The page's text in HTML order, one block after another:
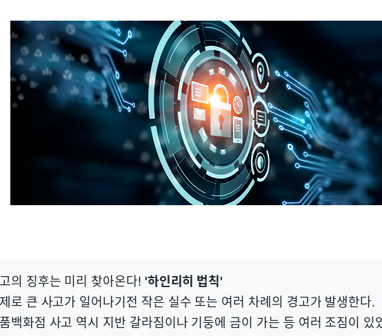
의 징후는 미리 찾아온다! '하인리히 법칙'
로 큰 사고가 일어나기전 작은 실수 또는 여러 차례의 경고가 발생한다.
백화점 사고 역시 지반 갈라짐이나 기둥에 금이 가는 등 여러 조짐이 있